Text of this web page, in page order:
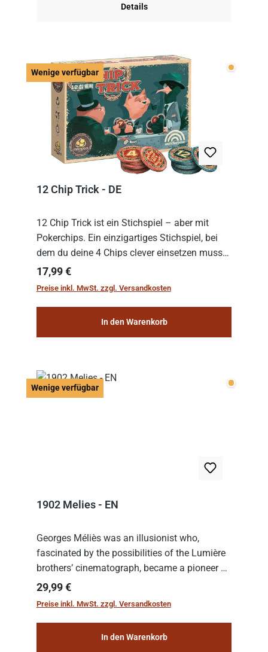
Details
Wenige verfügbar Wenige
12 Chip Trick - DE
12 Chip Trick ist ein Stichspiel – aber mit
Pokerchips. Ein einzigartiges Stichspiel, bei
dem du deine 4 Chips clever einsetzen musst.
Wer die Chips mit dem höchsten Gesamtwert
hat, gewinnt die Runde. Aber Vorsicht: D...
Regulärer Preis:
17,99 €
Preise inkl. MwSt. zzgl. Versandkosten
In den Warenkorb
Wenige verfügbar Wenige
1902 Melies - EN
Georges Méliès was an illusionist who,
fascinated by the possibilities of the Lumière
brothers’ cinematograph, became a pioneer of
cinema. In 1902, he filmed his most famous
work: “Le Voyage dans la Lune” (“A Trip to...
Regulärer Preis:
29,99 €
Preise inkl. MwSt. zzgl. Versandkosten
In den Warenkorb